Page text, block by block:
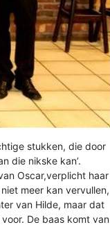
stukken, die door
die nikske kan’.
Oscar,verplicht haar
meer kan vervullen,
van Hilde, maar dat
De baas komt van